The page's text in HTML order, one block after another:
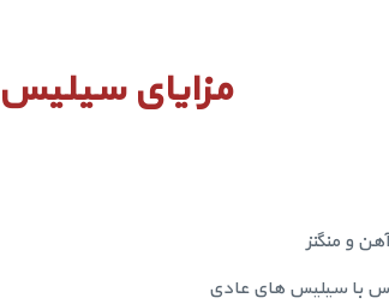
مزایای
و منگنز
با سیلیس های عادی